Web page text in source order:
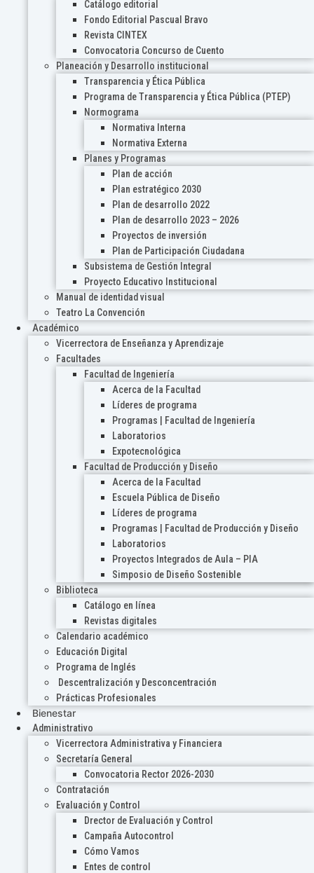
Catálogo editorial
Fondo Editorial Pascual Bravo
Revista CINTEX
Convocatoria Concurso de Cuento
Planeación y Desarrollo institucional
Transparencia y Ética Pública
Programa de Transparencia y Ética Pública (PTEP)
Normograma
Normativa Interna
Normativa Externa
Planes y Programas
Plan de acción
Plan estratégico 2030
Plan de desarrollo 2022
Plan de desarrollo 2023 – 2026
Proyectos de inversión
Plan de Participación Ciudadana
Subsistema de Gestión Integral
Proyecto Educativo Institucional
Manual de identidad visual
Teatro La Convención
Académico
Vicerrectora de Enseñanza y Aprendizaje
Facultades
Facultad de Ingeniería
Acerca de la Facultad
Líderes de programa
Programas | Facultad de Ingeniería
Laboratorios
Expotecnológica
Facultad de Producción y Diseño
Acerca de la Facultad
Escuela Pública de Diseño
Líderes de programa
Programas | Facultad de Producción y Diseño
Laboratorios
Proyectos Integrados de Aula – PIA
Simposio de Diseño Sostenible
Biblioteca
Catálogo en línea
Revistas digitales
Calendario académico
Educación Digital
Programa de Inglés
Descentralización y Desconcentración
Prácticas Profesionales
Bienestar
Administrativo
Vicerrectora Administrativa y Financiera
Secretaría General
Convocatoria Rector 2026-2030
Contratación
Evaluación y Control
Drector de Evaluación y Control
Campaña Autocontrol
Cómo Vamos
Entes de control